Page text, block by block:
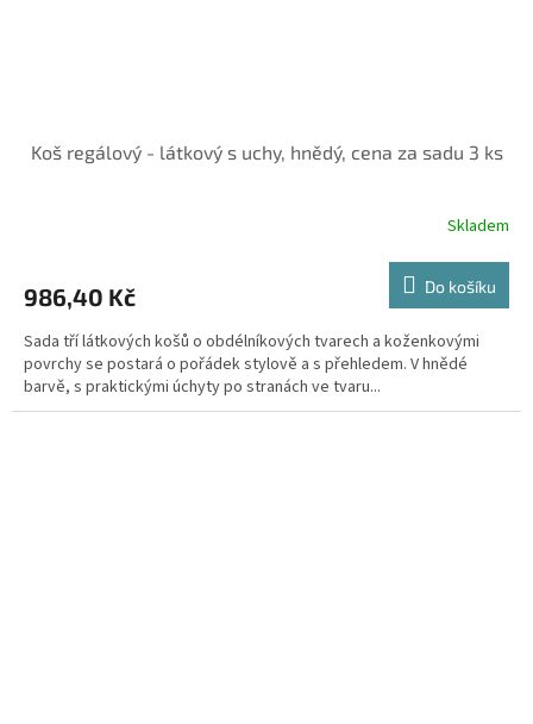
Koš regálový - látkový s uchy, hnědý, cena za sadu 3 ks
Skladem
986,40 Kč Do košíku
Sada tří látkových košů o obdélníkových tvarech a koženkovými
povrchy se postará o pořádek stylově a s přehledem. V hnědé
barvě, s praktickými úchyty po stranách ve tvaru...